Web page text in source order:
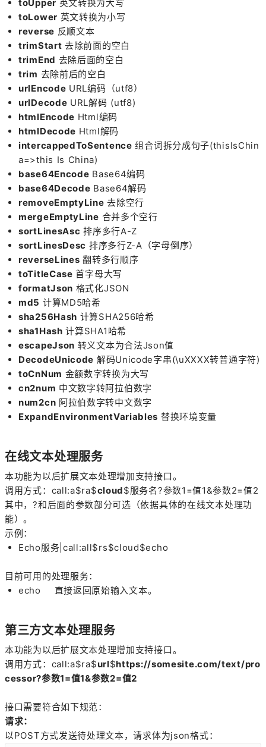
toUpper 英文转换为大写
toLower 英文转换为小写
reverse 反顺文本
trimStart 去除前面的空白
trimEnd 去除后面的空白
trim 去除前后的空白
urlEncode URL编码（utf8）
urlDecode URL解码 (utf8)
htmlEncode Html编码
htmlDecode Html解码
intercappedToSentence组合词拆分成句子(thisIsChin
a=>this Is China)
base64Encode Base64编码
base64Decode Base64解码
removeEmptyLine去除空行
mergeEmptyLine 合并多个空行
sortLinesAsc排序多行A-Z
sortLinesDesc 排序多行Z-A（字母倒序）
reverseLines翻转多行顺序
toTitleCase首字母大写
formatJson 格式化JSON
md5 计算MD5哈希
sha256Hash 计算SHA256哈希
sha1Hash计算SHA1哈希
escapeJson 转义文本为合法Json值
DecodeUnicode 解码Unicode字串(\uXXXX转普通字符)
toCnNum 金额数字转换为大写
cn2num 中文数字转阿拉伯数字
num2cn 阿拉伯数字转中文数字
ExpandEnvironmentVariables 替换环境变量
在线文本处理服务
本功能为以后扩展文本处理增加支持接口。
调用方式：call:a$ra$cloud$服务名?参数1=值1&参数2=值2
其中，?和后面的参数部分可选（依据具体的在线文本处理功
能）。
示例：
Echo服务|call:all$rs$cloud$echo
目前可用的处理服务：
echo 直接返回原始输入文本。
第三方文本处理服务
本功能为以后扩展文本处理增加支持接口。
调用方式：call:a$ra$url$https://somesite.com/text/pro
cessor?参数1=值1&参数2=值2
接口需要符合如下规范：
请求：
以POST方式发送待处理文本，请求体为json格式：